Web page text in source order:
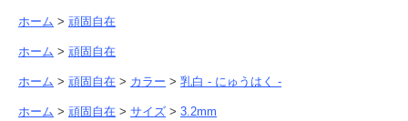
ホーム > 頑固自在
ホーム > 頑固自在
ホーム > 頑固自在 > カラー > 乳白 - にゅうはく -
ホーム > 頑固自在 > サイズ > 3.2mm